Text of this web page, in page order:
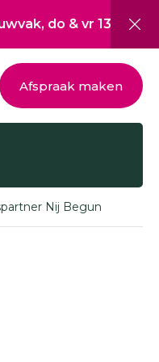
vr 13:00 tot 17:00,
Afspraak maken
Nij Begun